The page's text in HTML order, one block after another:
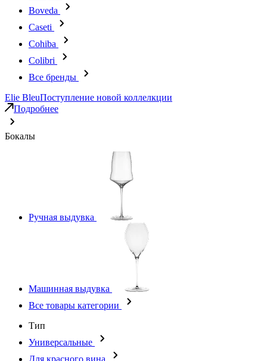
Boveda
Caseti
Cohiba
Colibri
Все бренды
Elie BleuПоступление новой коллелкции
Подробнее
Бокалы
Ручная выдувка
Машинная выдувка
Все товары категории
Тип
Универсальные
Для красного вина